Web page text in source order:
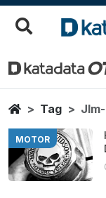
Jlm
Berita
HomeTag
MOTOR